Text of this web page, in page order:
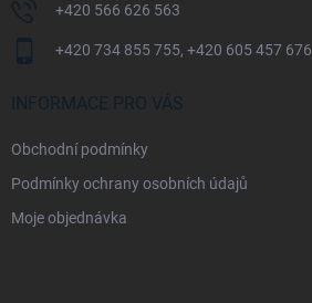
+420 566 626 563
+420 734 855 755, +420 605 457 676
INFORMACE PRO VÁS
Obchodní podmínky
Podmínky ochrany osobních údajů
Moje objednávka